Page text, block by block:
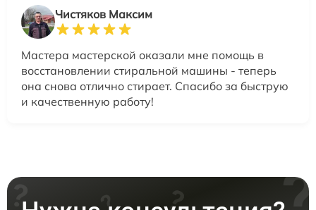
Чистяков Максим
Мастера мастерской оказали мне помощь в
восстановлении стиральной машины - теперь
она снова отлично стирает. Спасибо за быструю
и качественную работу!